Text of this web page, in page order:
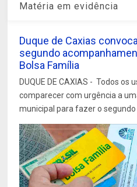
Matéria em evidência
Duque de Caxias
segundo
Bolsa Família
DUQUE DE CAXIAS - Todos
comparecer com urgência a
municipal para fazer o segundo